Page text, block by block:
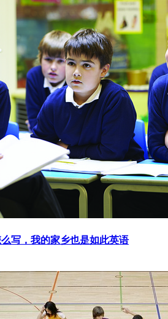
写，我的家乡也是如此英语